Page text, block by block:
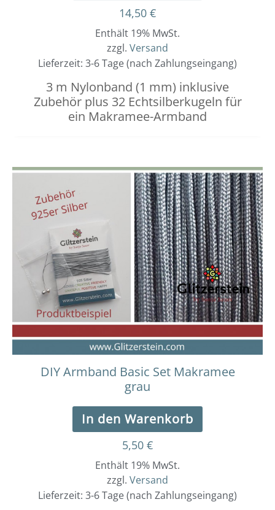
14,50 €
Enthält 19% MwSt.
zzgl. Versand
Lieferzeit: 3-6 Tage (nach Zahlungseingang)
3 m Nylonband (1 mm) inklusive
Zubehör plus 32 Echtsilberkugeln für
ein Makramee-Armband
DIY Armband Basic Set Makramee
grau
In den Warenkorb
5,50 €
Enthält 19% MwSt.
zzgl. Versand
Lieferzeit: 3-6 Tage (nach Zahlungseingang)